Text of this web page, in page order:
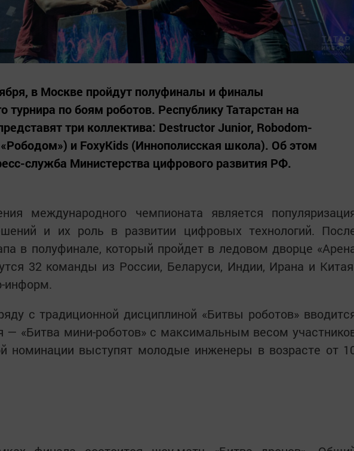
в Москве пройдут полуфиналы и финалы
турнира по боям роботов. Республику Татарстан на
три коллектива: Destructor Junior, Robodom-
и FoxyKids (Иннополисская школа). Об этом
служба Министерства цифрового развития РФ.
международного чемпионата является
и их роль в развитии цифровых технологий.
в полуфинале, который пройдет в ледовом дворце
32 команды из России, Беларуси, Индии, Ирана и
информ.
с традиционной дисциплиной «Битвы роботов»
— «Битва мини-роботов» с максимальным весом
номинации выступят молодые инженеры в возрасте от